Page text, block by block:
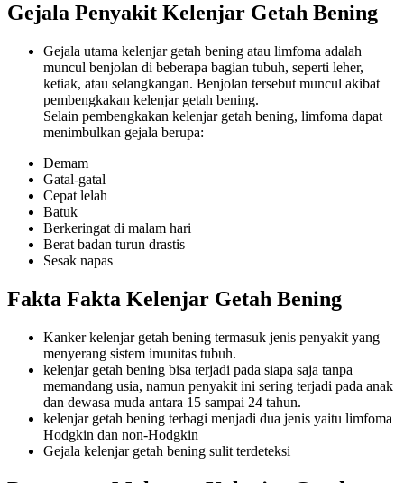
Gejala Penyakit Kelenjar Getah Bening
Gejala utama kelenjar getah bening atau limfoma adalah
muncul benjolan di beberapa bagian tubuh, seperti leher,
ketiak, atau selangkangan. Benjolan tersebut muncul akibat
pembengkakan kelenjar getah bening.
Selain pembengkakan kelenjar getah bening, limfoma dapat
menimbulkan gejala berupa:
Demam
Gatal-gatal
Cepat lelah
Batuk
Berkeringat di malam hari
Berat badan turun drastis
Sesak napas
Fakta Fakta Kelenjar Getah Bening
Kanker kelenjar getah bening termasuk jenis penyakit yang
menyerang sistem imunitas tubuh.
kelenjar getah bening bisa terjadi pada siapa saja tanpa
memandang usia, namun penyakit ini sering terjadi pada anak
dan dewasa muda antara 15 sampai 24 tahun.
kelenjar getah bening terbagi menjadi dua jenis yaitu limfoma
Hodgkin dan non-Hodgkin
Gejala kelenjar getah bening sulit terdeteksi